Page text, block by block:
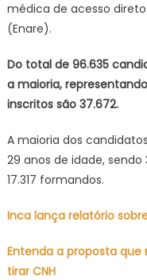
médica de acesso
(Enare).
Do total de 96.635
a maioria,
inscritos são 37.672.
A maioria dos
29 anos de idade,
17.317 formandos.
Inca lança relatório
Entenda a proposta
tirar CNH